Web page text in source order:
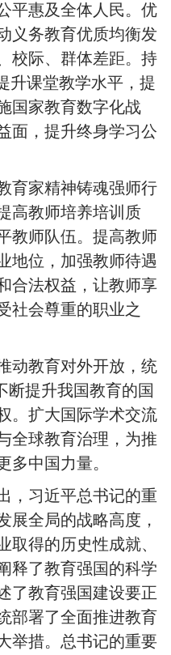
平惠及全体人民。优
义务教育优质均衡发
校际、群体差距。持
升课堂教学水平，提
国家教育数字化战
面，提升终身学习公
家精神铸魂强师行
高教师培养培训质
教师队伍。提高教师
地位，加强教师待遇
合法权益，让教师享
社会尊重的职业之
教育对外开放，统
断提升我国教育的国
。扩大国际学术交流
全球教育治理，为推
多中国力量。
习近平总书记的重
展全局的战略高度，
取得的历史性成就、
释了教育强国的科学
了教育强国建设要正
部署了全面推进教育
举措。总书记的重要